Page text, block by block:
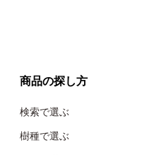
商品の探し方
検索で選ぶ
樹種で選ぶ